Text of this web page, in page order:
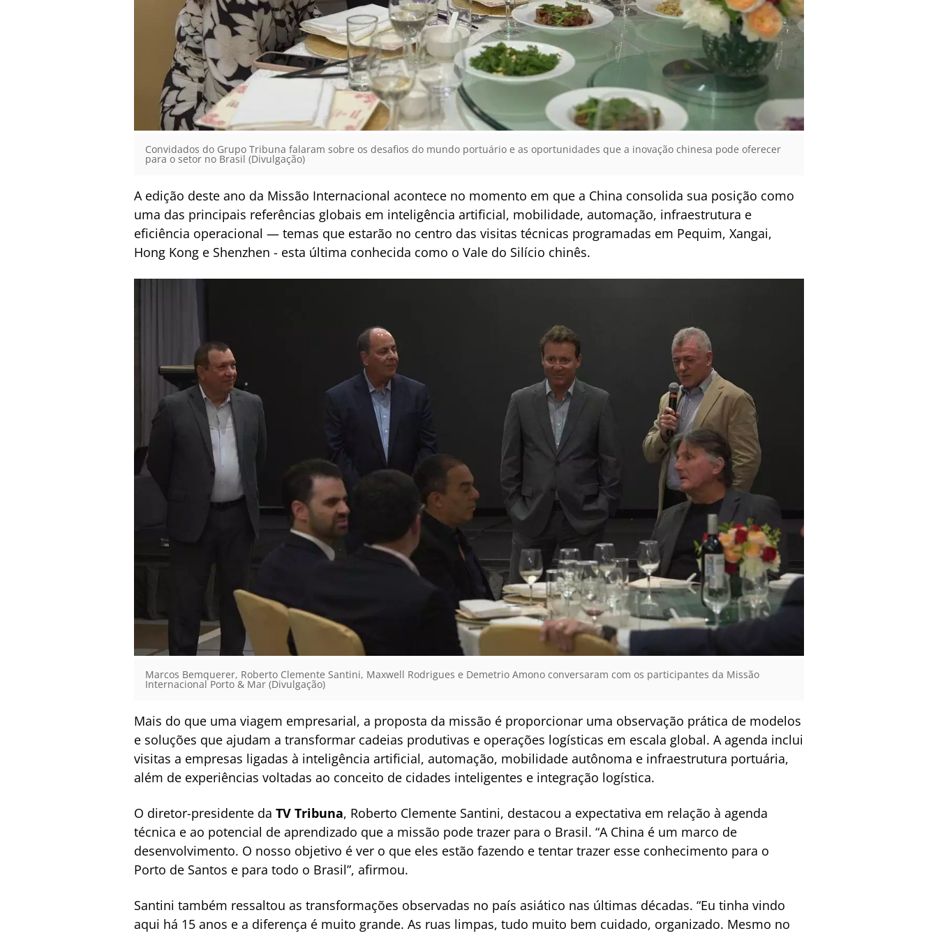
Convidados do Grupo Tribuna falaram sobre os desafios do mundo portuário e as oportunidades que a inovação chinesa pode oferecer
para o setor no Brasil (Divulgação)
A edição deste ano da Missão Internacional acontece no momento em que a China consolida sua posição como
uma das principais referências globais em inteligência artificial, mobilidade, automação, infraestrutura e
eficiência operacional — temas que estarão no centro das visitas técnicas programadas em Pequim, Xangai,
Hong Kong e Shenzhen - esta última conhecida como o Vale do Silício chinês.
Marcos Bemquerer, Roberto Clemente Santini, Maxwell Rodrigues e Demetrio Amono conversaram com os participantes da Missão
Internacional Porto & Mar (Divulgação)
Mais do que uma viagem empresarial, a proposta da missão é proporcionar uma observação prática de modelos
e soluções que ajudam a transformar cadeias produtivas e operações logísticas em escala global. A agenda inclui
visitas a empresas ligadas à inteligência artificial, automação, mobilidade autônoma e infraestrutura portuária,
além de experiências voltadas ao conceito de cidades inteligentes e integração logística.
O diretor-presidente da TV Tribuna, Roberto Clemente Santini, destacou a expectativa em relação à agenda
técnica e ao potencial de aprendizado que a missão pode trazer para o Brasil. “A China é um marco de
desenvolvimento. O nosso objetivo é ver o que eles estão fazendo e tentar trazer esse conhecimento para o
Porto de Santos e para todo o Brasil”, afirmou.
Santini também ressaltou as transformações observadas no país asiático nas últimas décadas. “Eu tinha vindo
aqui há 15 anos e a diferença é muito grande. As ruas limpas, tudo muito bem cuidado, organizado. Mesmo no